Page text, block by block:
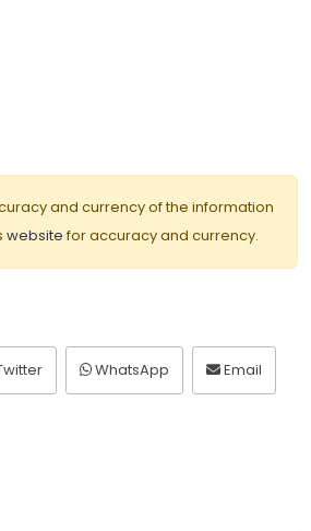
and currency of the information
website for accuracy and currency.
WhatsApp Email